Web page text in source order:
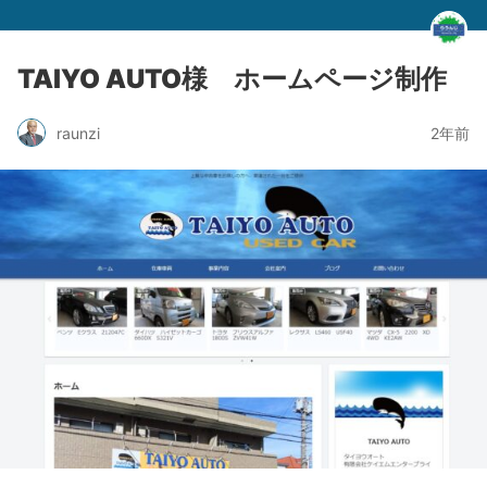
TAIYO AUTO様 ホームページ制作
raunzi 2年前